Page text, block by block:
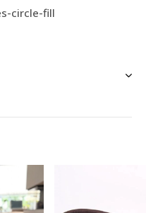
circle-fill